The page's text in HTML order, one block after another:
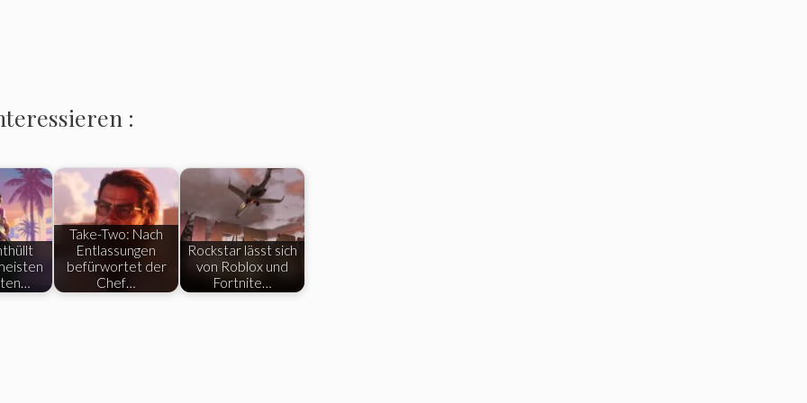
:
Take-Two: Nach
Entlassungen
befürwortet der
Chef…
Rockstar lässt sich
von Roblox und
Fortnite…